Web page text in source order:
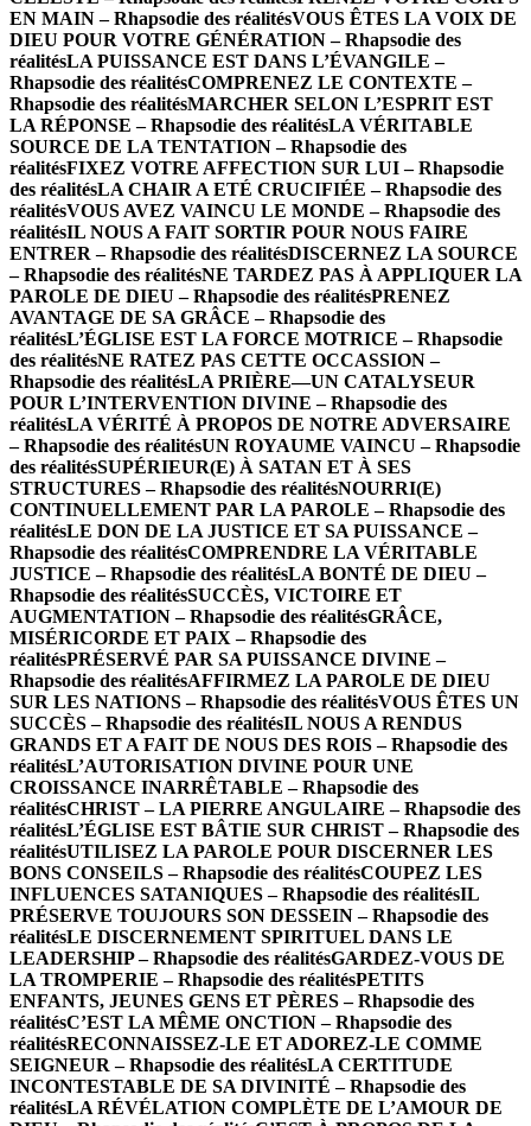
EN MAIN – Rhapsodie des réalitésVOUS ÊTES LA VOIX DE
DIEU POUR VOTRE GÉNÉRATION – Rhapsodie des
réalitésLA PUISSANCE EST DANS L’ÉVANGILE –
Rhapsodie des réalitésCOMPRENEZ LE CONTEXTE –
Rhapsodie des réalitésMARCHER SELON L’ESPRIT EST
LA RÉPONSE – Rhapsodie des réalitésLA VÉRITABLE
SOURCE DE LA TENTATION – Rhapsodie des
réalitésFIXEZ VOTRE AFFECTION SUR LUI – Rhapsodie
des réalitésLA CHAIR A ETÉ CRUCIFIÉE – Rhapsodie des
réalitésVOUS AVEZ VAINCU LE MONDE – Rhapsodie des
réalitésIL NOUS A FAIT SORTIR POUR NOUS FAIRE
ENTRER – Rhapsodie des réalitésDISCERNEZ LA SOURCE
– Rhapsodie des réalitésNE TARDEZ PAS À APPLIQUER LA
PAROLE DE DIEU – Rhapsodie des réalitésPRENEZ
AVANTAGE DE SA GRÂCE – Rhapsodie des
réalitésL’ÉGLISE EST LA FORCE MOTRICE – Rhapsodie
des réalitésNE RATEZ PAS CETTE OCCASSION –
Rhapsodie des réalitésLA PRIÈRE—UN CATALYSEUR
POUR L’INTERVENTION DIVINE – Rhapsodie des
réalitésLA VÉRITÉ À PROPOS DE NOTRE ADVERSAIRE
– Rhapsodie des réalitésUN ROYAUME VAINCU – Rhapsodie
des réalitésSUPÉRIEUR(E) À SATAN ET À SES
STRUCTURES – Rhapsodie des réalitésNOURRI(E)
CONTINUELLEMENT PAR LA PAROLE – Rhapsodie des
réalitésLE DON DE LA JUSTICE ET SA PUISSANCE –
Rhapsodie des réalitésCOMPRENDRE LA VÉRITABLE
JUSTICE – Rhapsodie des réalitésLA BONTÉ DE DIEU –
Rhapsodie des réalitésSUCCÈS, VICTOIRE ET
AUGMENTATION – Rhapsodie des réalitésGRÂCE,
MISÉRICORDE ET PAIX – Rhapsodie des
réalitésPRÉSERVÉ PAR SA PUISSANCE DIVINE –
Rhapsodie des réalitésAFFIRMEZ LA PAROLE DE DIEU
SUR LES NATIONS – Rhapsodie des réalitésVOUS ÊTES UN
SUCCÈS – Rhapsodie des réalitésIL NOUS A RENDUS
GRANDS ET A FAIT DE NOUS DES ROIS – Rhapsodie des
réalitésL’AUTORISATION DIVINE POUR UNE
CROISSANCE INARRÊTABLE – Rhapsodie des
réalitésCHRIST – LA PIERRE ANGULAIRE – Rhapsodie des
réalitésL’ÉGLISE EST BÂTIE SUR CHRIST – Rhapsodie des
réalitésUTILISEZ LA PAROLE POUR DISCERNER LES
BONS CONSEILS – Rhapsodie des réalitésCOUPEZ LES
INFLUENCES SATANIQUES – Rhapsodie des réalitésIL
PRÉSERVE TOUJOURS SON DESSEIN – Rhapsodie des
réalitésLE DISCERNEMENT SPIRITUEL DANS LE
LEADERSHIP – Rhapsodie des réalitésGARDEZ-VOUS DE
LA TROMPERIE – Rhapsodie des réalitésPETITS
ENFANTS, JEUNES GENS ET PÈRES – Rhapsodie des
réalitésC’EST LA MÊME ONCTION – Rhapsodie des
réalitésRECONNAISSEZ-LE ET ADOREZ-LE COMME
SEIGNEUR – Rhapsodie des réalitésLA CERTITUDE
INCONTESTABLE DE SA DIVINITÉ – Rhapsodie des
réalitésLA RÉVÉLATION COMPLÈTE DE L’AMOUR DE